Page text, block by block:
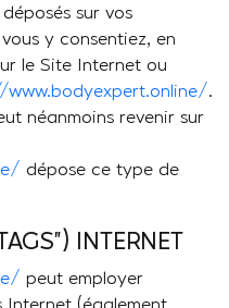
sur vos
y consentiez, en
le Site Internet ou
.
néanmoins revenir sur
dépose ce type de
INTERNET
peut employer